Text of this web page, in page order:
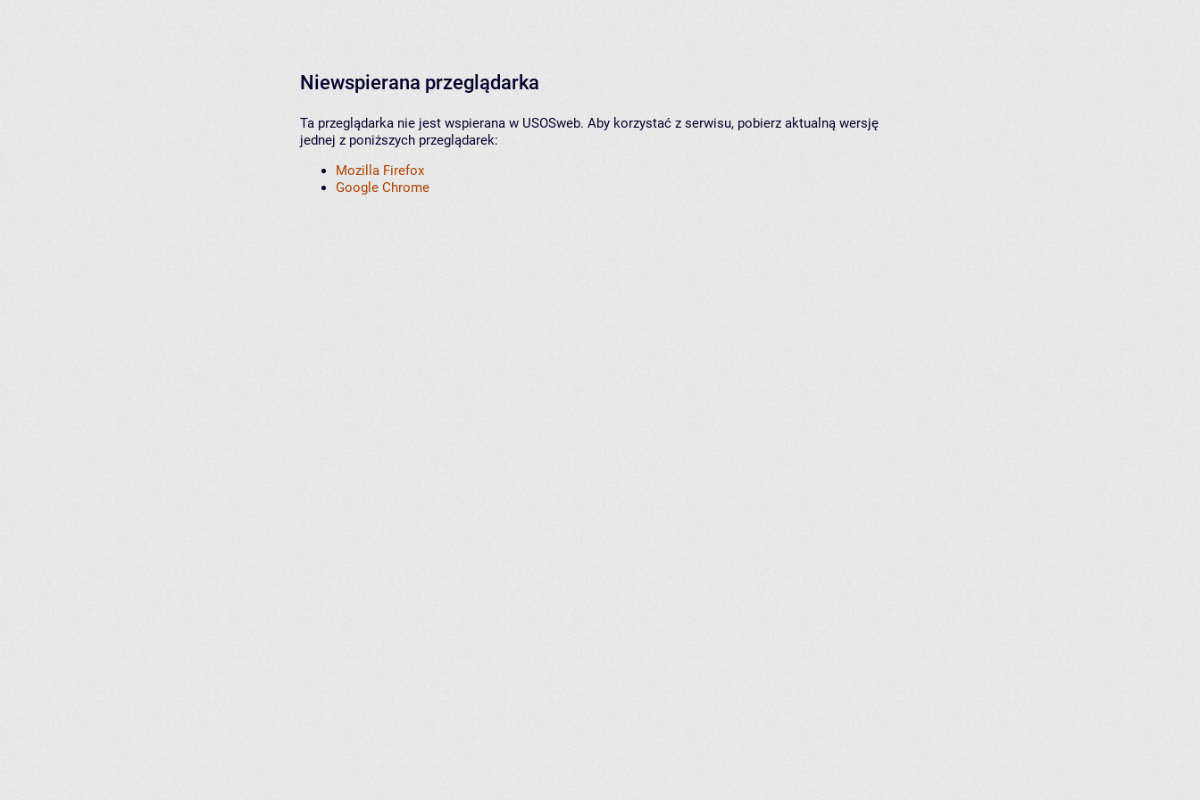
Niewspierana przeglądarka
Ta przeglądarka nie jest wspierana w USOSweb. Aby korzystać z serwisu, pobierz aktualną wersję
jednej z poniższych przeglądarek:
Mozilla Firefox
Google Chrome